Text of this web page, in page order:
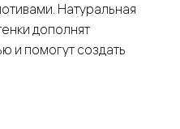
Натуральная
дополнят
и помогут создать